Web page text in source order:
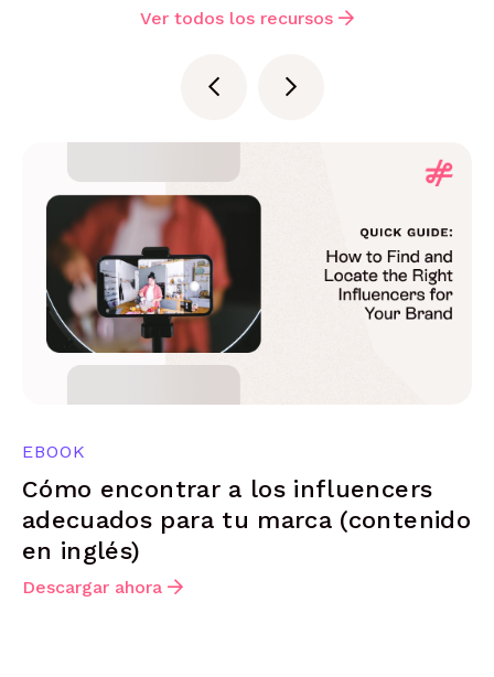
Ver todos los recursos
EBOOK
Cómo encontrar a los influencers
adecuados para tu marca (contenido
en inglés)
Descargar ahora